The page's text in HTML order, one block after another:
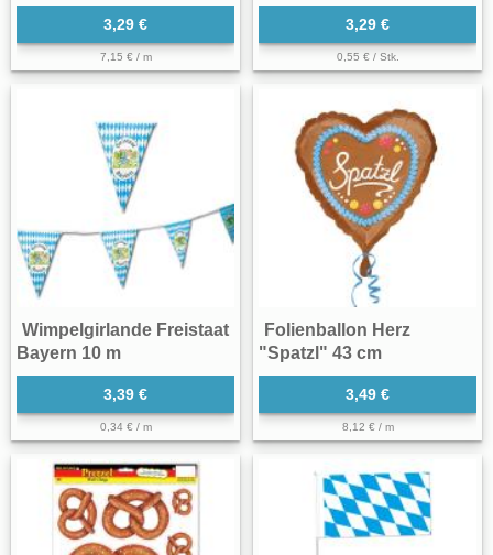
3,29 €
7,15 € / m
3,29 €
0,55 € / Stk.
Wimpelgirlande Freistaat
Bayern 10 m
3,39 €
0,34 € / m
Folienballon Herz
"Spatzl" 43 cm
3,49 €
8,12 € / m